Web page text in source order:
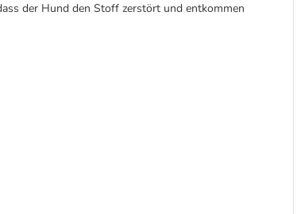
der Hund den Stoff zerstört und entkommen